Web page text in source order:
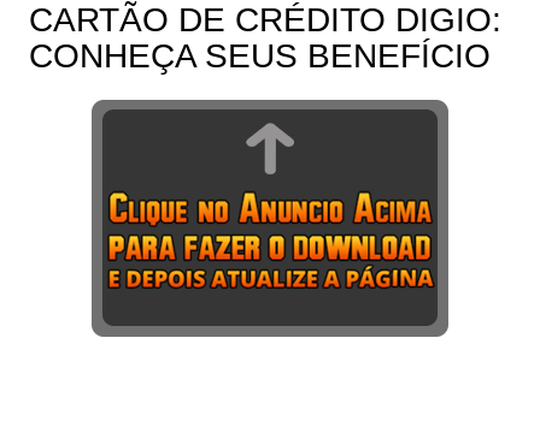
CARTÃO DE CRÉDITO DIGIO:
CONHEÇA SEUS BENEFÍCIO